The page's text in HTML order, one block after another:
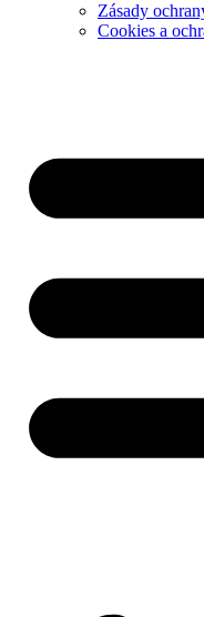
Zásady
Cookies a